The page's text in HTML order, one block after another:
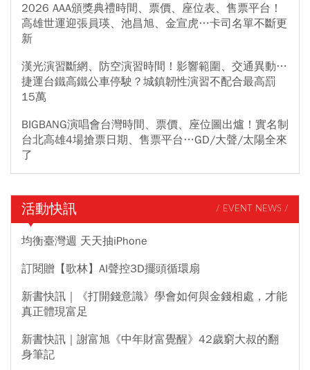
2026 AAA頒獎典禮時間、票價、座位表、售票平台！
高雄世運迎張員瑛、池昌旭、金宣虎…卡司名單不斷更
新
漢光演習斷網、防空演習時間！影響範圍、交通異動…
捷運台鐵高鐵公車停駛？城鎮韌性演習不配合最高罰
15萬
BIGBANG演唱會台灣時間、票價、座位圖出爐！實名制
台北高雄4場搶票日期、售票平台…GD/大聲/太陽全來
了
活動快訊 / EVENT NEWS /
均衡臺灣週 天天抽iPhone
訂閱贈【歌林】AI聲控3D擺頭循環扇
新書快訊｜《打開錢意識》學會如何與金錢相處，才能
真正體現富足
新書快訊｜謝富旭《中年財富覺醒》42歲窮大叔的翻
身筆記